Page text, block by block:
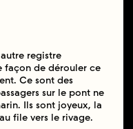
registre
façon de dérouler ce
Ce sont des
sur le pont ne
Ils sont joyeux, la
file vers le rivage.